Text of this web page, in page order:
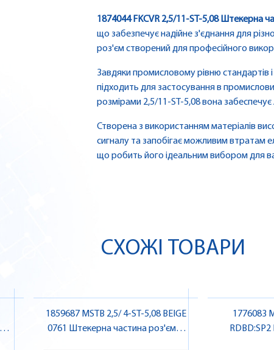
1874044 FKCVR 2,5/11-ST-5,08 Штекерна
що забезпечує надійне з'єднання для
роз'єм створений для професійного
Завдяки промисловому рівню стандартів
підходить для застосування в
розмірами 2,5/11-ST-5,08 вона забеспечує
Створена з використанням матеріалів
сигналу та запобігає можливим втратам
що робить його ідеальним вибором для
СХОЖІ ТОВАРИ
1859687 MSTB 2,5/ 4-ST-5,08 BEIGE
0761 Штекерна частина роз'єму ,
1776083